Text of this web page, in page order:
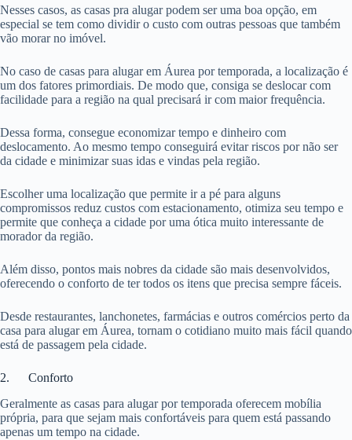
Nesses casos, as casas pra alugar podem ser uma boa opção, em
especial se tem como dividir o custo com outras pessoas que também
vão morar no imóvel.
No caso de casas para alugar em Áurea por temporada, a localização é
um dos fatores primordiais. De modo que, consiga se deslocar com
facilidade para a região na qual precisará ir com maior frequência.
Dessa forma, consegue economizar tempo e dinheiro com
deslocamento. Ao mesmo tempo conseguirá evitar riscos por não ser
da cidade e minimizar suas idas e vindas pela região.
Escolher uma localização que permite ir a pé para alguns
compromissos reduz custos com estacionamento, otimiza seu tempo e
permite que conheça a cidade por uma ótica muito interessante de
morador da região.
Além disso, pontos mais nobres da cidade são mais desenvolvidos,
oferecendo o conforto de ter todos os itens que precisa sempre fáceis.
Desde restaurantes, lanchonetes, farmácias e outros comércios perto da
casa para alugar em Áurea, tornam o cotidiano muito mais fácil quando
está de passagem pela cidade.
2. Conforto
Geralmente as casas para alugar por temporada oferecem mobília
própria, para que sejam mais confortáveis para quem está passando
apenas um tempo na cidade.